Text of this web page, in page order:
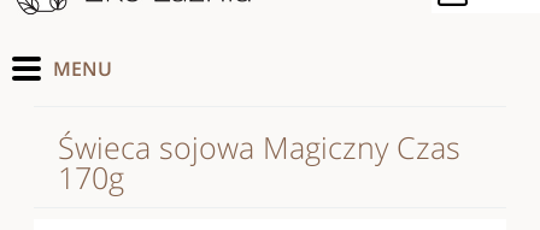
Świeca sojowa Magiczny Czas
170g